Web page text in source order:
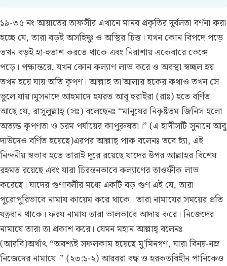
১৯-৩৫ নং আয়াতের তাফসীরএখানে মানব প্রকৃতির দুর্বলতা বর্ণনা করা
হচ্ছে যে, তারা বড়ই অসহিষ্ণু ও অস্থির চিত্ত। যখন কোন বিপদে পড়ে
তখন বড়ই হা-হুতাশ করতে থাকে এবং নিরাশায় একেবারে ভেঙ্গে
পড়ে। পক্ষান্তরে, যখন কোন কল্যাণ লাভ করে ও অবস্থা স্বচ্ছল হয়
তখন হয়ে যায় অতি কৃপণ। আল্লাহ তা'আলার হকের কথাও তখন সে
ভুলে যায়।মুসনাদে আহমাদে হযরত আবূ হুরাইরা (রাঃ) হতে বর্ণিত
আছে যে, রাসূলুল্লাহ্ (সঃ) বলেছেনঃ “মানুষের নিকৃষ্টতম জিনিস হলো
অত্যন্ত কৃপণতা ও চরম পর্যায়ের কাপুরুষতা।” (এ হাদীসটি সুনানে আবু
দাউদেও বর্ণিত হয়েছে)এরপর আল্লাহ্ পাক বলেনঃ তবে হ্যাঁ, এই
নিন্দনীয় স্বভাব হতে তারাই দূরে রয়েছে যাদের উপর আল্লাহর বিশেষ
রহমত রয়েছে এবং যারা চিরন্তনভাবে কল্যাণের তাওফীক লাভ
করেছে। যাদের গুণাবলীর মধ্যে একটি বড় গুণ এই যে, তারা
পুরোপুরিভাবে নামায কায়েম করে থাকে। তারা নামাযের সময়ের প্রতি
যত্নবান থাকে। ফরয নামায তারা ভালভাবে আদায় করে। নিজেদের
নামাযে তারা তা প্রকাশ করে। যেমন মহান আল্লাহ্ বলেনঃ
(আরবি)অর্থাৎ “অবশ্যই সফলকাম হয়েছে মু'মিনগণ, যারা বিনয়-নম্র
নিজেদের নামাযে।” (২৩:১-২) আরবরা বদ্ধ ও হরকতবিহীন পানিকেও